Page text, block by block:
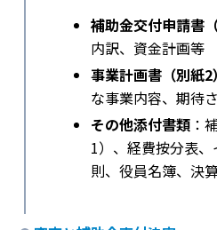
補助金交付申請書（
内訳、資金計画等
事業計画書（別紙2）
な事業内容、期待
その他添付書類 ：
1）、経費按分表
則、役員名簿、決